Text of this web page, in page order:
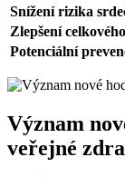
Snížení rizika
Zlepšení
Potenciální
Význam
veřejné